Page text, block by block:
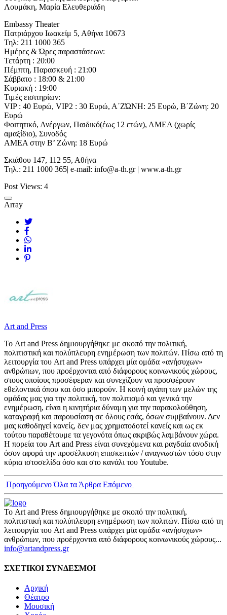
Λουμάκη, Μαρία Ελευθεριάδη
Embassy Theater
Πατριάρχου Ιωακείμ 5, Αθήνα 10673
Τηλ: 211 1000 365
Ημέρες & Ώρες παραστάσεων:
Τετάρτη : 20:00
Πέμπτη, Παρασκευή : 21:00
Σάββατο : 18:00 & 21:00
Κυριακή : 19:00
Τιμές εισιτηρίων:
VIP : 40 Ευρώ, VIP2 : 30 Ευρώ, Α΄ΖΏΝΗ: 25 Ευρώ, Β΄Ζώνη: 20
Ευρώ
Φοιτητικό, Ανέργων, Παιδικό(έως 12 ετών), ΑΜΕΑ (χωρίς
αμαξίδιο), Συνοδός
ΑΜΕΑ στην B’ Ζώνη: 18 Ευρώ
Σκιάθου 147, 112 55, Αθήνα
Τηλ.: 211 1000 365| e-mail: info@a-th.gr | www.a-th.gr
Post Views: 4
Array
Art and Press
Το Art and Press δημιουργήθηκε με σκοπό την πολιτική,
πολιτιστική και πολύπλευρη ενημέρωση των πολιτών. Πίσω από τη
λειτουργία του Art and Press υπάρχει μία ομάδα «ανήσυχων»
ανθρώπων, που προέρχονται από διάφορους κοινωνικούς χώρους,
στους οποίους προσέφεραν και συνεχίζουν να προσφέρουν
εθελοντικά όπου και όσο μπορούν. Η κοινή αγάπη των μελών της
ομάδας μας για την πολιτική, τον πολιτισμό και γενικά την
ενημέρωση, είναι η κινητήρια δύναμη για την παρακολούθηση,
καταγραφή και παρουσίαση σε όλους εσάς, όσων συμβαίνουν. Δεν
μας καθοδηγεί κανείς, δεν μας χρηματοδοτεί κανείς και ως εκ
τούτου παραθέτουμε τα γεγονότα όπως ακριβώς λαμβάνουν χώρα.
Η πορεία του Art and Press είναι συνεχόμενα και ραγδαία ανοδική
όσον αφορά την προσέλκυση επισκεπτών / αναγνωστών τόσο στην
κύρια ιστοσελίδα όσο και στο κανάλι του Youtube.
Προηγούμενο Όλα τα Άρθρα Επόμενο
Το Art and Press δημιουργήθηκε με σκοπό την πολιτική,
πολιτιστική και πολύπλευρη ενημέρωση των πολιτών. Πίσω από τη
λειτουργία του Art and Press υπάρχει μία ομάδα «ανήσυχων»
ανθρώπων, που προέρχονται από διάφορους κοινωνικούς χώρους...
info@artandpress.gr
ΣΧΕΤΙΚΟΙ ΣΥΝΔΕΣΜΟΙ
Αρχική
Θέατρο
Μουσική